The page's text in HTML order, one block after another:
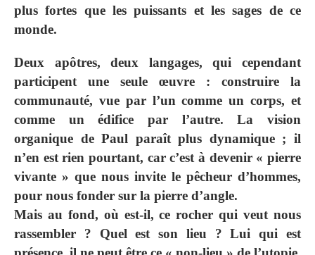
plus fortes que les puissants et les sages de ce
monde.
Deux apôtres, deux langages, qui cependant
participent une seule œuvre : construire la
communauté, vue par l’un comme un corps, et
comme un édifice par l’autre. La vision
organique de Paul paraît plus dynamique ; il
n’en est rien pourtant, car c’est à devenir « pierre
vivante » que nous invite le pêcheur d’hommes,
pour nous fonder sur la pierre d’angle.
Mais au fond, où est-il, ce rocher qui veut nous
rassembler ? Quel est son lieu ? Lui qui est